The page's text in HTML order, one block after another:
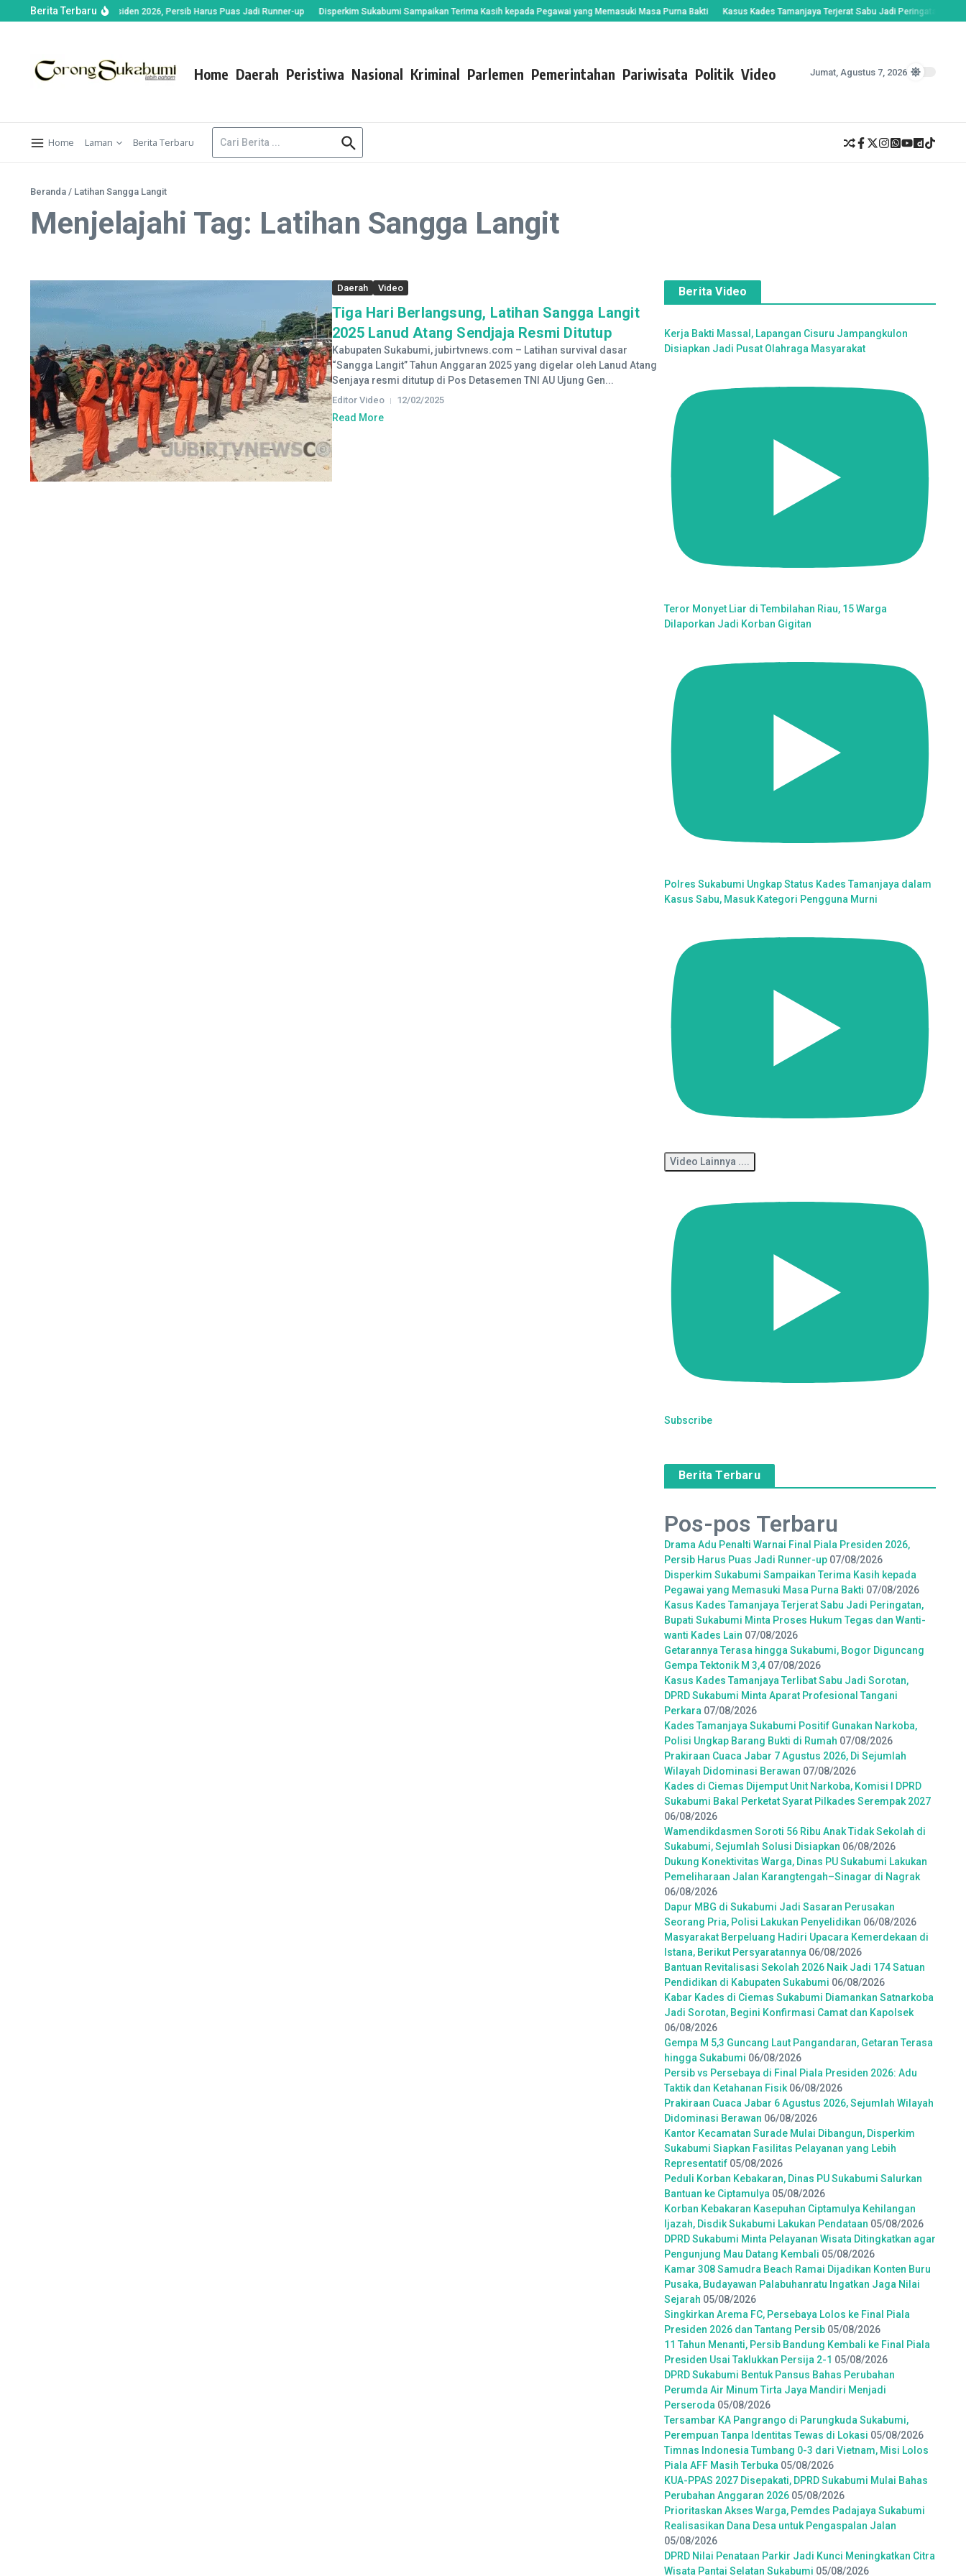
Berita Terbaru
Warnai Final Piala Presiden 2026, Persib Harus Puas Jadi Runner-up Disperkim Sukabumi Sampaikan Terima Kasih kepada Pegawai yang Memasuki Masa Purna Bakti Kasus Kades Tamanjaya Terjerat Sabu Jadi Peringatan, Bupati
Home Daerah Peristiwa Nasional Kriminal Parlemen Pemerintahan Pariwisata Politik Video Jumat, Agustus 7, 2026
Home Laman Berita Terbaru
Beranda / Latihan Sangga Langit
Menjelajahi Tag: Latihan Sangga Langit
Daerah Video
Tiga Hari Berlangsung, Latihan Sangga Langit
2025 Lanud Atang Sendjaja Resmi Ditutup
Kabupaten Sukabumi, jubirtvnews.com – Latihan survival dasar
“Sangga Langit” Tahun Anggaran 2025 yang digelar oleh Lanud Atang
Senjaya resmi ditutup di Pos Detasemen TNI AU Ujung Gen...
Editor Video 12/02/2025
Read More
Berita Video
Kerja Bakti Massal, Lapangan Cisuru Jampangkulon
Disiapkan Jadi Pusat Olahraga Masyarakat
Teror Monyet Liar di Tembilahan Riau, 15 Warga
Dilaporkan Jadi Korban Gigitan
Polres Sukabumi Ungkap Status Kades Tamanjaya dalam
Kasus Sabu, Masuk Kategori Pengguna Murni
Video Lainnya ....
Subscribe
Berita Terbaru
Pos-pos Terbaru
Drama Adu Penalti Warnai Final Piala Presiden 2026,
Persib Harus Puas Jadi Runner-up 07/08/2026
Disperkim Sukabumi Sampaikan Terima Kasih kepada
Pegawai yang Memasuki Masa Purna Bakti 07/08/2026
Kasus Kades Tamanjaya Terjerat Sabu Jadi Peringatan,
Bupati Sukabumi Minta Proses Hukum Tegas dan Wanti-
wanti Kades Lain 07/08/2026
Getarannya Terasa hingga Sukabumi, Bogor Diguncang
Gempa Tektonik M 3,4 07/08/2026
Kasus Kades Tamanjaya Terlibat Sabu Jadi Sorotan,
DPRD Sukabumi Minta Aparat Profesional Tangani
Perkara 07/08/2026
Kades Tamanjaya Sukabumi Positif Gunakan Narkoba,
Polisi Ungkap Barang Bukti di Rumah 07/08/2026
Prakiraan Cuaca Jabar 7 Agustus 2026, Di Sejumlah
Wilayah Didominasi Berawan 07/08/2026
Kades di Ciemas Dijemput Unit Narkoba, Komisi I DPRD
Sukabumi Bakal Perketat Syarat Pilkades Serempak 2027
06/08/2026
Wamendikdasmen Soroti 56 Ribu Anak Tidak Sekolah di
Sukabumi, Sejumlah Solusi Disiapkan 06/08/2026
Dukung Konektivitas Warga, Dinas PU Sukabumi Lakukan
Pemeliharaan Jalan Karangtengah–Sinagar di Nagrak
06/08/2026
Dapur MBG di Sukabumi Jadi Sasaran Perusakan
Seorang Pria, Polisi Lakukan Penyelidikan 06/08/2026
Masyarakat Berpeluang Hadiri Upacara Kemerdekaan di
Istana, Berikut Persyaratannya 06/08/2026
Bantuan Revitalisasi Sekolah 2026 Naik Jadi 174 Satuan
Pendidikan di Kabupaten Sukabumi 06/08/2026
Kabar Kades di Ciemas Sukabumi Diamankan Satnarkoba
Jadi Sorotan, Begini Konfirmasi Camat dan Kapolsek
06/08/2026
Gempa M 5,3 Guncang Laut Pangandaran, Getaran Terasa
hingga Sukabumi 06/08/2026
Persib vs Persebaya di Final Piala Presiden 2026: Adu
Taktik dan Ketahanan Fisik 06/08/2026
Prakiraan Cuaca Jabar 6 Agustus 2026, Sejumlah Wilayah
Didominasi Berawan 06/08/2026
Kantor Kecamatan Surade Mulai Dibangun, Disperkim
Sukabumi Siapkan Fasilitas Pelayanan yang Lebih
Representatif 05/08/2026
Peduli Korban Kebakaran, Dinas PU Sukabumi Salurkan
Bantuan ke Ciptamulya 05/08/2026
Korban Kebakaran Kasepuhan Ciptamulya Kehilangan
Ijazah, Disdik Sukabumi Lakukan Pendataan 05/08/2026
DPRD Sukabumi Minta Pelayanan Wisata Ditingkatkan agar
Pengunjung Mau Datang Kembali 05/08/2026
Kamar 308 Samudra Beach Ramai Dijadikan Konten Buru
Pusaka, Budayawan Palabuhanratu Ingatkan Jaga Nilai
Sejarah 05/08/2026
Singkirkan Arema FC, Persebaya Lolos ke Final Piala
Presiden 2026 dan Tantang Persib 05/08/2026
11 Tahun Menanti, Persib Bandung Kembali ke Final Piala
Presiden Usai Taklukkan Persija 2-1 05/08/2026
DPRD Sukabumi Bentuk Pansus Bahas Perubahan
Perumda Air Minum Tirta Jaya Mandiri Menjadi
Perseroda 05/08/2026
Tersambar KA Pangrango di Parungkuda Sukabumi,
Perempuan Tanpa Identitas Tewas di Lokasi 05/08/2026
Timnas Indonesia Tumbang 0-3 dari Vietnam, Misi Lolos
Piala AFF Masih Terbuka 05/08/2026
KUA-PPAS 2027 Disepakati, DPRD Sukabumi Mulai Bahas
Perubahan Anggaran 2026 05/08/2026
Prioritaskan Akses Warga, Pemdes Padajaya Sukabumi
Realisasikan Dana Desa untuk Pengaspalan Jalan
05/08/2026
DPRD Nilai Penataan Parkir Jadi Kunci Meningkatkan Citra
Wisata Pantai Selatan Sukabumi 05/08/2026